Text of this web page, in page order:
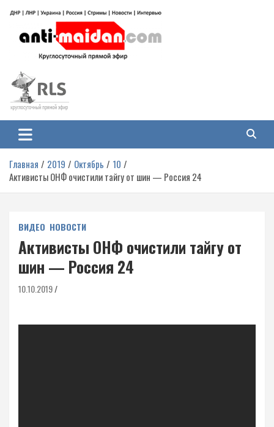
содержимому
Антимайдан: Гражданская война
на Украине
гражданской войне на Украине, включая события в Новороссии, ДНР,
ЛНР и других регионах.
Главная 2019 Октябрь
10
Активисты ОНФ очистили тайгу от шин — Россия 24
ВИДЕО НОВОСТИ
Активисты ОНФ очистили тайгу от
шин — Россия 24
10.10.2019